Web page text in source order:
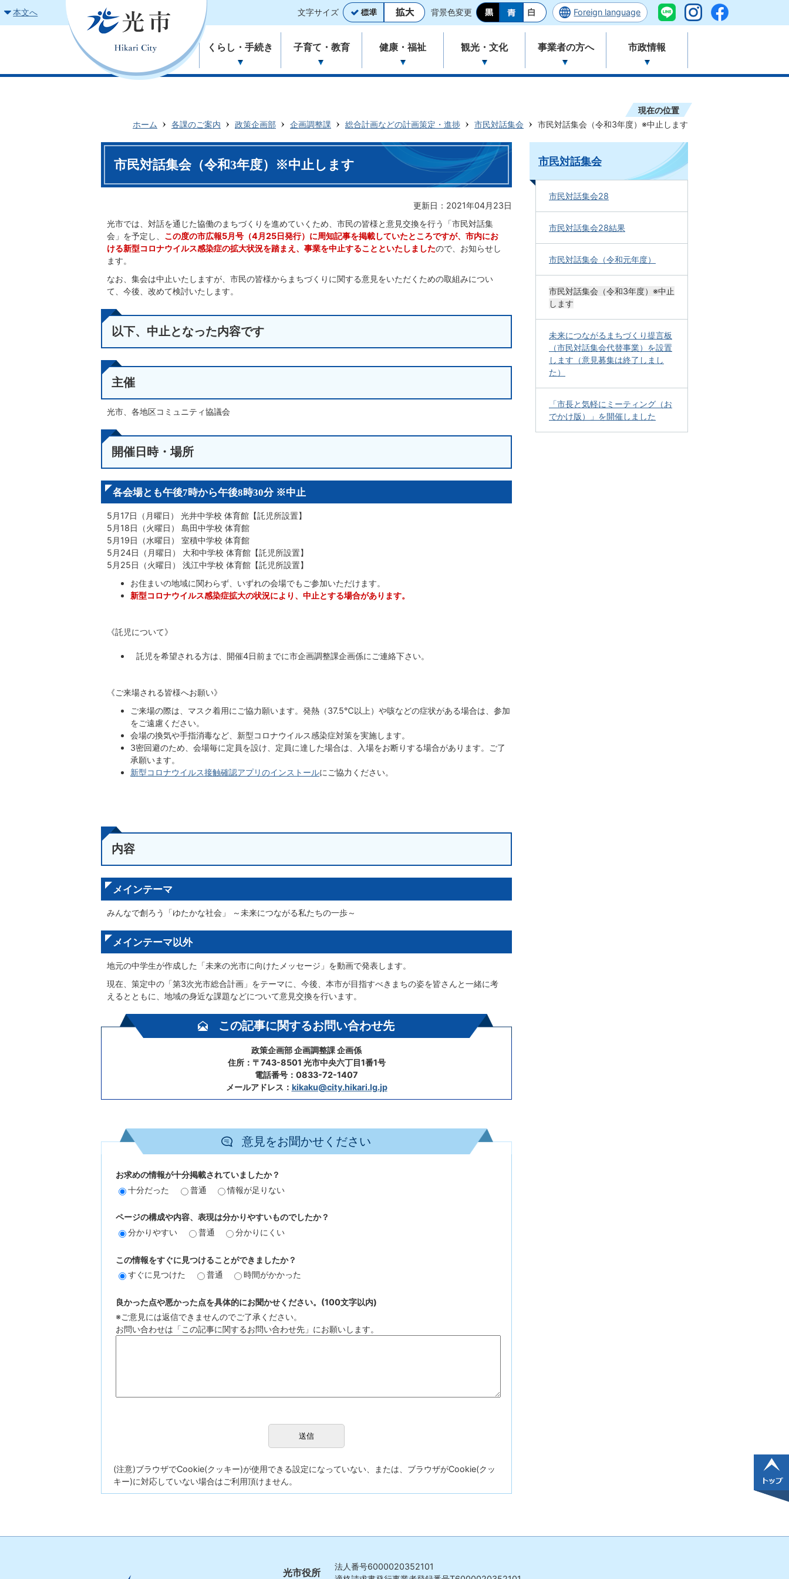
本文へ 文字サイズ 背景色変更 Foreign language
くらし・手続き 子育て・教育 健康・福祉 観光・文化 事業者の方へ 市政情報
現在の位置
ホーム
各課のご案内 政策企画部 企画調整課 総合計画などの計画策定・進捗 市民対話集会 市民対話集会（令和3年度）※中止します
市民対話集会（令和3年度）※中止します
更新日：2021年04月23日
光市では、対話を通じた協働のまちづくりを進めていくため、市民の皆様と意見交換を行う「市民対話集
会」を予定し、 この度の市広報5月号（4月25日発行）に周知記事を掲載していたところですが、市内にお
ける新型コロナウイルス感染症の拡大状況を踏まえ、事業を中止することといたしましたので、お知らせし
ます。
なお、集会は中止いたしますが、市民の皆様からまちづくりに関する意見をいただくための取組みについ
て、今後、改めて検討いたします。
以下、中止となった内容です
主催
光市、各地区コミュニティ協議会
開催日時・場所
各会場とも午後7時から午後8時30分 ※中止
5月17日（月曜日） 光井中学校 体育館【託児所設置】
5月18日（火曜日） 島田中学校 体育館
5月19日（水曜日） 室積中学校 体育館
5月24日（月曜日） 大和中学校 体育館【託児所設置】
5月25日（火曜日） 浅江中学校 体育館【託児所設置】
お住まいの地域に関わらず、いずれの会場でもご参加いただけます。
新型コロナウイルス感染症拡大の状況により、中止とする場合があります。
《託児について》
託児を希望される方は、開催4日前までに市企画調整課企画係にご連絡下さい。
《ご来場される皆様へお願い》
ご来場の際は、マスク着用にご協力願います。発熱（37.5℃以上）や咳などの症状がある場合は、参加
をご遠慮ください。
会場の換気や手指消毒など、新型コロナウイルス感染症対策を実施します。
3密回避のため、会場毎に定員を設け、定員に達した場合は、入場をお断りする場合があります。ご了
承願います。
新型コロナウイルス接触確認アプリのインストールにご協力ください。
内容
メインテーマ
みんなで創ろう「ゆたかな社会」 ～未来につながる私たちの一歩～
メインテーマ以外
地元の中学生が作成した「未来の光市に向けたメッセージ」を動画で発表します。
現在、策定中の「第3次光市総合計画」をテーマに、今後、本市が目指すべきまちの姿を皆さんと一緒に考
えるとともに、地域の身近な課題などについて意見交換を行います。
この記事に関するお問い合わせ先
政策企画部 企画調整課 企画係
住所：〒743-8501 光市中央六丁目1番1号
電話番号：0833-72-1407
メールアドレス： kikaku@city.hikari.lg.jp
意見をお聞かせください
お求めの情報が十分掲載されていましたか？
十分だった
普通 情報が足りない
ページの構成や内容、表現は分かりやすいものでしたか？
分かりやすい
普通 分かりにくい
この情報をすぐに見つけることができましたか？
すぐに見つけた
普通 時間がかかった
良かった点や悪かった点を具体的にお聞かせください。(100文字以内)
※ご意見には返信できませんのでご了承ください。
お問い合わせは「この記事に関するお問い合わせ先」にお願いします。
(注意)ブラウザでCookie(クッキー)が使用できる設定になっていない、または、ブラウザがCookie(クッ
キー)に対応していない場合はご利用頂けません。
市民対話集会
市民対話集会28
市民対話集会28結果
市民対話集会（令和元年度）
市民対話集会（令和3年度）※中止
します
未来につながるまちづくり提言板
（市民対話集会代替事業）を設置
します（意見募集は終了しまし
た）
「市長と気軽にミーティング（お
でかけ版）」を開催しました
光市役所
法人番号6000020352101